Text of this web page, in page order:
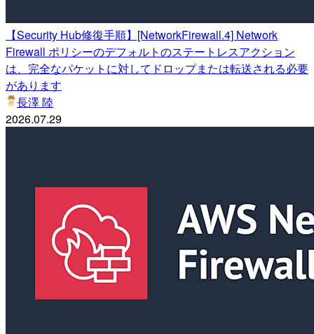
【Security Hub修復手順】[NetworkFirewall.4] Network
Firewall ポリシーのデフォルトのステートレスアクション
は、完全なパケットに対してドロップまたは転送される必要
があります
長澤 陸
2026.07.29